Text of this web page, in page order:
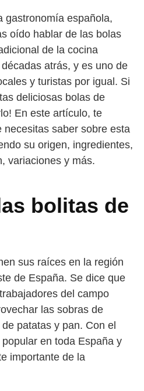
gastronomía española,
oído hablar de las bolas
de la cocina
atrás, y es uno de
y turistas por igual. Si
deliciosas bolas de
En este artículo, te
necesitas saber sobre esta
su origen, ingredientes,
variaciones y más.
bolitas de
sus raíces en la región
de España. Se dice que
del campo
las sobras de
patatas y pan. Con el
en toda España y
importante de la